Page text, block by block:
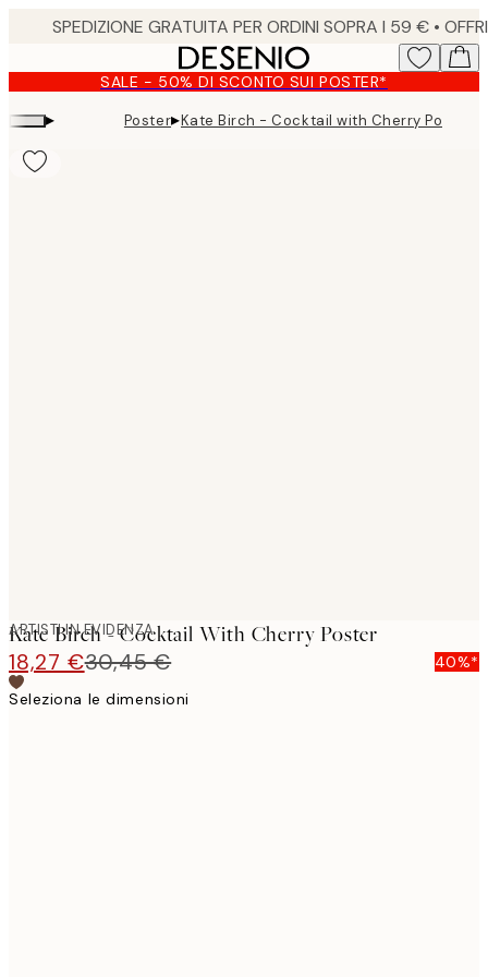
content.
SALE - 50% DI SCONTO SUI POSTER*
▸ Poster▸Kate Birch - Cocktail with Cherry Poster
ARTISTI IN EVIDENZA
Kate Birch - Cocktail With Cherry Poster
18,27 €30,45 €
40%*
Seleziona le dimensioni